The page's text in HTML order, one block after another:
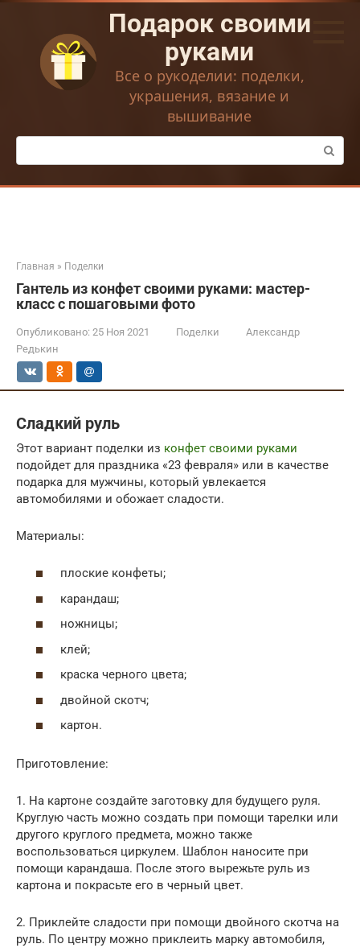
Перейти
контенту
Подарок своими
руками
Все о рукоделии: поделки,
украшения, вязание и
вышивание
Поиск:
Главная » Поделки
Гантель из конфет своими руками: мастер-
класс с пошаговыми фото
Опубликовано: 25 Ноя 2021 Поделки
Александр
Редькин
Сладкий руль
Этот вариант поделки из конфет своими руками
подойдет для праздника «23 февраля» или в качестве
подарка для мужчины, который увлекается
автомобилями и обожает сладости.
Материалы:
плоские конфеты;
карандаш;
ножницы;
клей;
краска черного цвета;
двойной скотч;
картон.
Приготовление:
1. На картоне создайте заготовку для будущего руля.
Круглую часть можно создать при помощи тарелки или
другого круглого предмета, можно также
воспользоваться циркулем. Шаблон наносите при
помощи карандаша. После этого вырежьте руль из
картона и покрасьте его в черный цвет.
2. Приклейте сладости при помощи двойного скотча на
руль. По центру можно приклеить марку автомобиля,